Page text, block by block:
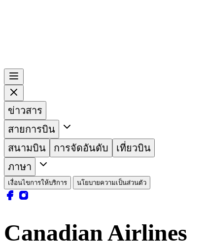
ข่าวสาร
สายการบิน
สนามบิน
การจัดอันดับ
เที่ยวบิน
ภาษา
เงื่อนไขการให้บริการ นโยบายความเป็นส่วนตัว
Canadian Airlines